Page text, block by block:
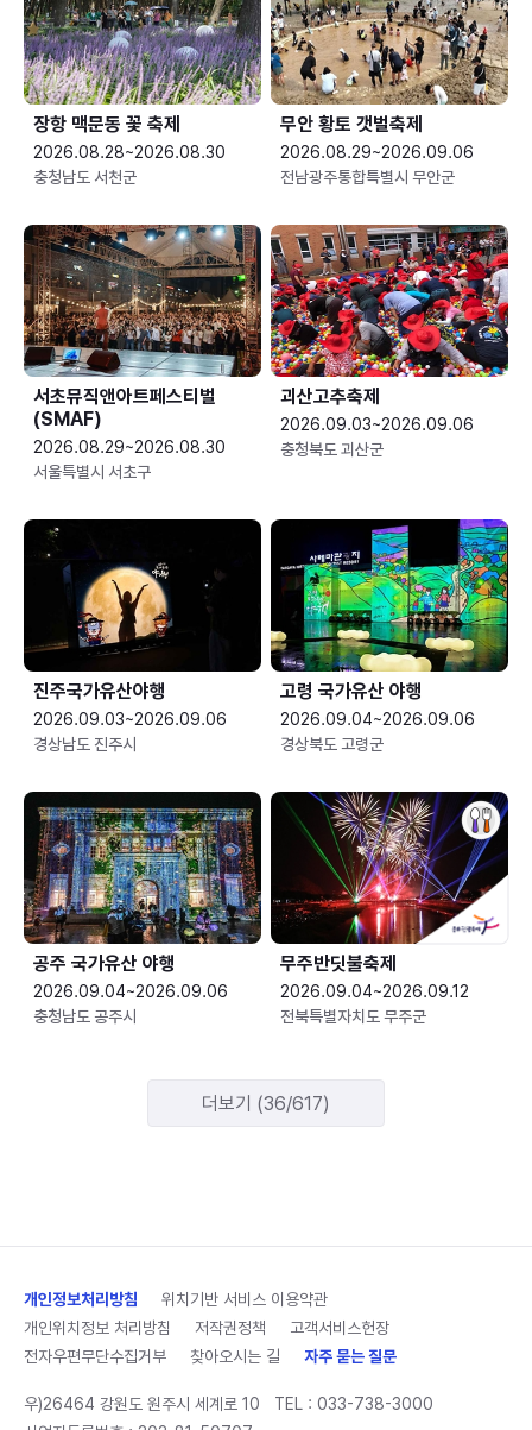
장항 맥문동 꽃 축제
2026.08.28~2026.08.30
충청남도 서천군
무안 황토 갯벌축제
2026.08.29~2026.09.06
전남광주통합특별시 무안군
서초뮤직앤아트페스티벌
(SMAF)
2026.08.29~2026.08.30
서울특별시 서초구
괴산고추축제
2026.09.03~2026.09.06
충청북도 괴산군
진주국가유산야행
2026.09.03~2026.09.06
경상남도 진주시
고령 국가유산 야행
2026.09.04~2026.09.06
경상북도 고령군
공주 국가유산 야행
2026.09.04~2026.09.06
충청남도 공주시
무주반딧불축제
2026.09.04~2026.09.12
전북특별자치도 무주군
더보기 (36/617)
개인정보처리방침
위치기반 서비스 이용약관
개인위치정보 처리방침
저작권정책
고객서비스헌장
전자우편무단수집거부
찾아오시는 길 자주 묻는 질문
우)26464 강원도 원주시 세계로 10 TEL : 033-738-3000